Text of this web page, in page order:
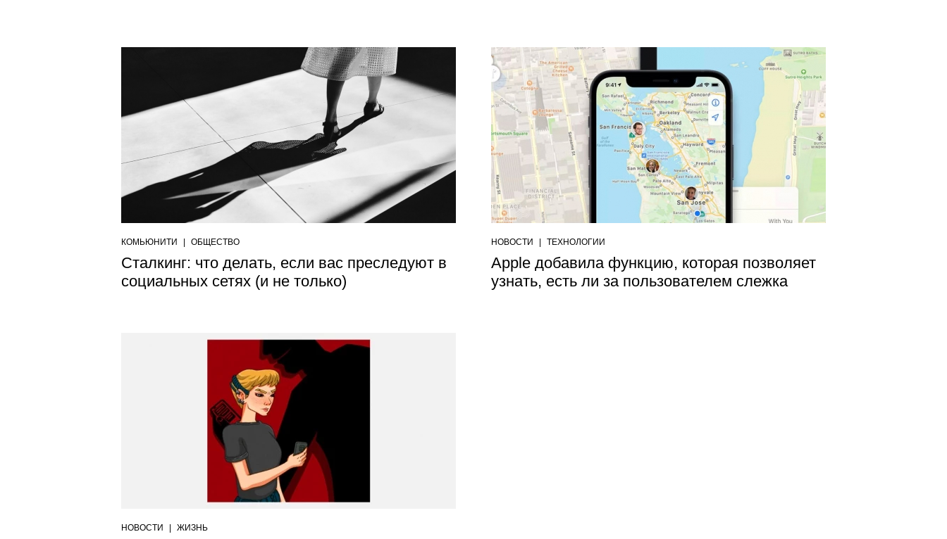
КОМЬЮНИТИ ОБЩЕСТВО
Сталкинг: что делать, если вас преследуют в
социальных сетях (и не только)
НОВОСТИ ТЕХНОЛОГИИ
Apple добавила функцию, которая позволяет
узнать, есть ли за пользователем слежка
НОВОСТИ ЖИЗНЬ